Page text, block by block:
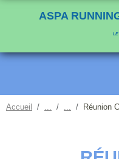
ASPA
LE
Accueil Réunion